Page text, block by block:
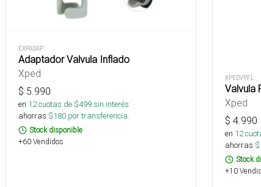
EXPADAP
Adaptador Valvula Inflado
Xped
$ 5.990
en 12cuotas de $499sin interés
ahorras $180 por transferencia.
Stock disponible
+60 Vendidos
XPEDVPFL
Valvula
Xped
$ 4.990
en 12
ahorras $
Stock
+10